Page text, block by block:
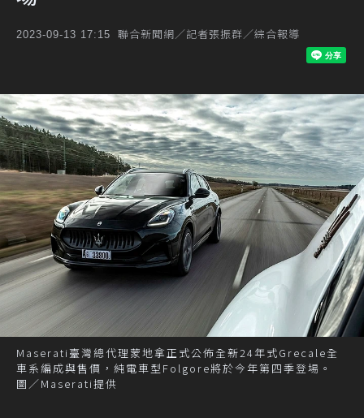
2023-09-13 17:15 聯合新聞網／記者張振群／綜合報導
Maserati臺灣總代理蒙地拿正式公佈全新24年式Grecale全
車系編成與售價，純電車型Folgore將於今年第四季登場。
圖／Maserati提供